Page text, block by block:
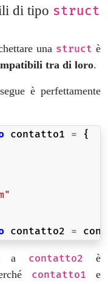
di tipo struct
una struct è
tra di loro.
è perfettamente
contatto1 = {
contatto2 =
a contatto2 è
contatto1 e